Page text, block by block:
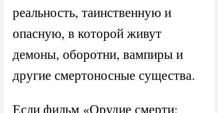
реальность, таинственную и
опасную, в которой живут
демоны, оборотни, вампиры и
другие смертоносные существа.
Если фильм «Орудие смерти: